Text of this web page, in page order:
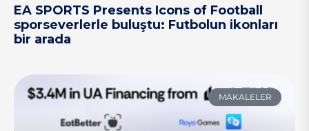
EA SPORTS Presents Icons of Football
sporseverlerle buluştu: Futbolun ikonları
bir arada
MAKALELER